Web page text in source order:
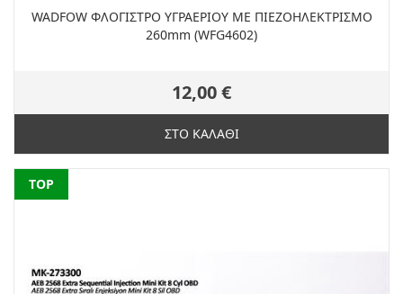
WADFOW ΦΛΟΓΙΣΤΡΟ ΥΓΡΑΕΡΙΟΥ ΜΕ ΠΙΕΖΟΗΛΕΚΤΡΙΣΜΟ
260mm (WFG4602)
12,00 €
ΣΤΟ ΚΑΛΑΘΙ
NEW
TOP